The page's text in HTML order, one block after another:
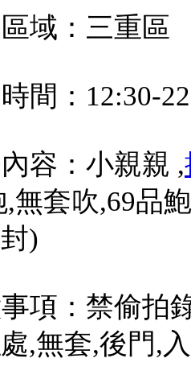
域：三重區
間：12:30-
容：小親親 ,
,無套吹,69品
)
項：禁偷拍
,無套,後門,